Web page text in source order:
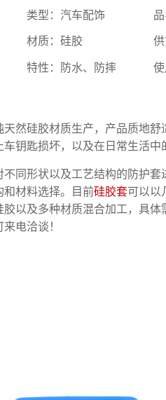
类型：汽车配饰
材质：硅胶
特性：防水、防摔
天然硅胶材质生产，产品质地
钥匙损坏，以及在日常生活中
不同形状以及工艺结构的防护
和材料选择。目前硅胶套可以以
以及多种材质混合加工，具
电洽谈！